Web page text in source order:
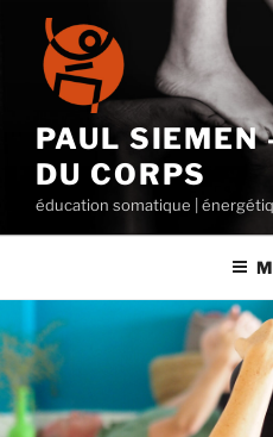
contenu
principal
PAUL SIEMEN
DU CORPS
éducation somatique |